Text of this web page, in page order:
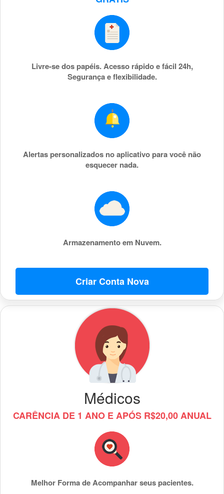
Livre-se dos papéis. Acesso rápido e fácil 24h,
Segurança e flexibilidade.
Alertas personalizados no aplicativo para você não
esquecer nada.
Armazenamento em Nuvem.
Criar Conta Nova
Médicos
CARÊNCIA DE 1 ANO E APÓS R$20,00 ANUAL
Melhor Forma de Acompanhar seus pacientes.